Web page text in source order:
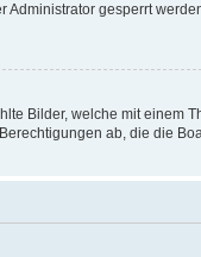
Administrator gesperrt
Bilder, welche mit einem
ab, die die